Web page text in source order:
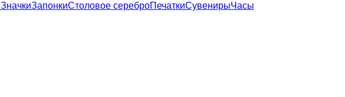
ЗначкиЗапонкиСтоловое сереброПечаткиСувенирыЧасы